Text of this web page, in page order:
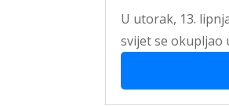
U utorak, 13.
svijet se okupljao